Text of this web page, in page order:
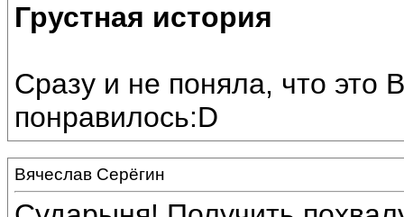
Грустная история
Сразу и не поняла, что это
понравилось:D
Вячеслав Серёгин